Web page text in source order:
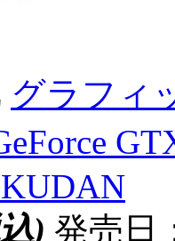
グラフィ
) 発売日